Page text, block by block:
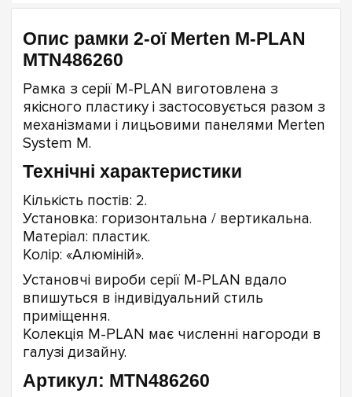
Опис рамки 2-ої Merten M-PLAN
MTN486260
Рамка з серії M-PLAN виготовлена з
якісного пластику і застосовується разом з
механізмами і лицьовими панелями Merten
System M.
Технічні характеристики
Кількість постів: 2.
Установка: горизонтальна / вертикальна.
Матеріал: пластик.
Колір: «Алюміній».
Установчі вироби серії M-PLAN вдало
впишуться в індивідуальний стиль
приміщення.
Колекція M-PLAN має численні нагороди в
галузі дизайну.
Артикул: MTN486260